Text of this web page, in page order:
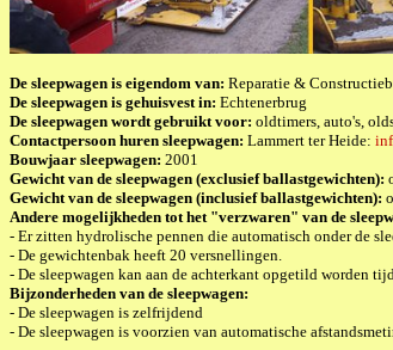
De sleepwagen is eigendom van: Reparatie &
De sleepwagen is gehuisvest in: Echtenerbrug
De sleepwagen wordt gebruikt voor: oldtimers, auto's,
Contactpersoon huren sleepwagen: Lammert ter Heide:
Bouwjaar sleepwagen: 2001
Gewicht van de sleepwagen (exclusief ballastgewichten):
Gewicht van de sleepwagen (inclusief ballastgewichten):
Andere mogelijkheden tot het "verzwaren" van de
- Er zitten hydrolische pennen die automatisch onder de
- De gewichtenbak heeft 20 versnellingen.
- De sleepwagen kan aan de achterkant opgetild worden
Bijzonderheden van de sleepwagen:
- De sleepwagen is zelfrijdend
- De sleepwagen is voorzien van automatische